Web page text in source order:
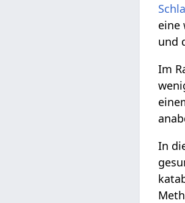
eine
und
Im
In